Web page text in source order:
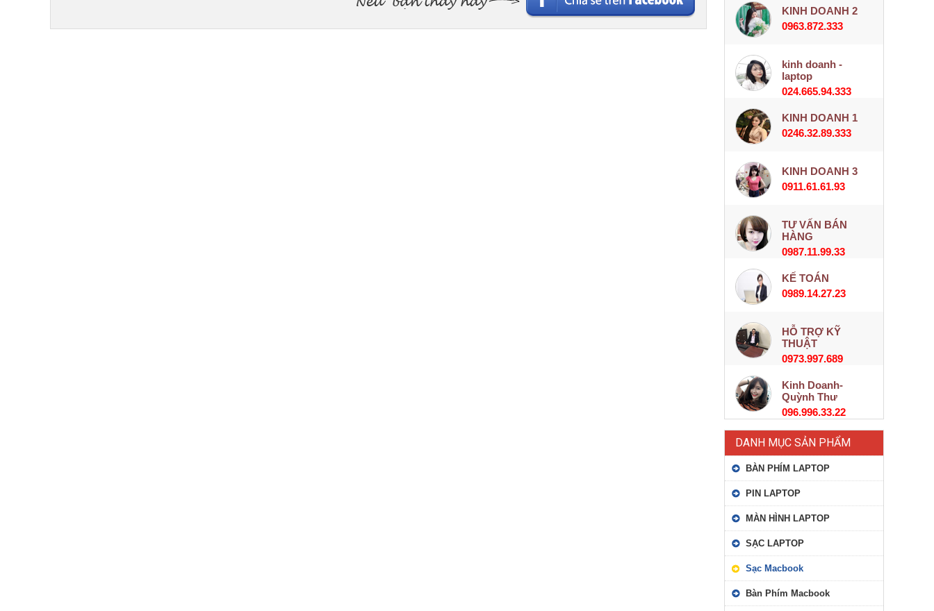
KINH DOANH 2
0963.872.333
kinh doanh -
laptop
024.665.94.333
KINH DOANH 1
0246.32.89.333
KINH DOANH 3
0911.61.61.93
TƯ VẤN BÁN
HÀNG
0987.11.99.33
KẾ TOÁN
0989.14.27.23
HỖ TRỢ KỸ
THUẬT
0973.997.689
Kinh Doanh-
Quỳnh Thư
096.996.33.22
DANH MỤC SẢN PHẨM
BÀN PHÍM LAPTOP
PIN LAPTOP
MÀN HÌNH LAPTOP
SẠC LAPTOP
Sạc Macbook
Bàn Phím Macbook